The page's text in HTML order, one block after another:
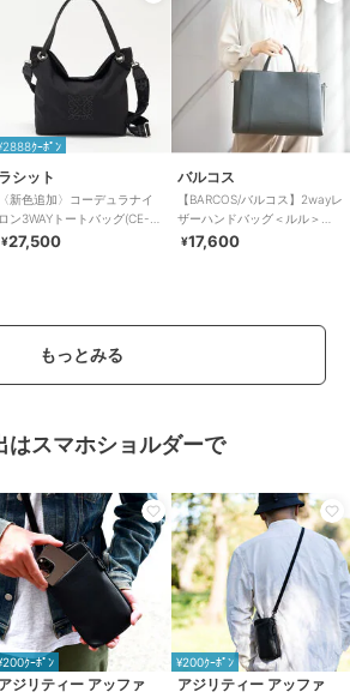
ｸｰﾎﾟﾝ
ラシット
〈新色追加〉コーデュラナイ
ロン3WAYトートバッグ(CE-
1662)
¥27,500
バルコス
【BARCOS/バルコス】2wayレ
ザーハンドバッグ＜ルル＞
（大サイズ）
¥17,600
もっとみる
はスマホショルダーで
ｸｰﾎﾟﾝ
アジリティー アッファ
¥200ｸｰﾎﾟﾝ
アジリティー アッファ